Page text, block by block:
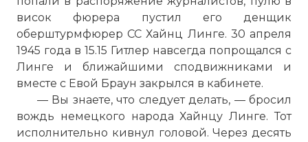
висок фюрера пустил его денщик
оберштурмфюрер СС Хайнц Линге. 30 апреля
1945 года в 15.15 Гитлер навсегда попрощался с
Линге и ближайшими сподвижниками и
вместе с Евой Браун закрылся в кабинете.
— Вы знаете, что следует делать, — бросил
вождь немецкого народа Хайнцу Линге. Тот
исполнительно кивнул головой. Через десять